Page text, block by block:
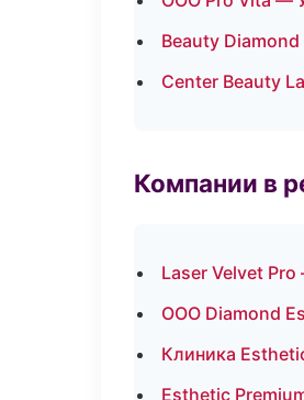
Beauty
Center Beauty
Компании в
Laser Velvet
ООО Diamond
Клиника
Esthetic